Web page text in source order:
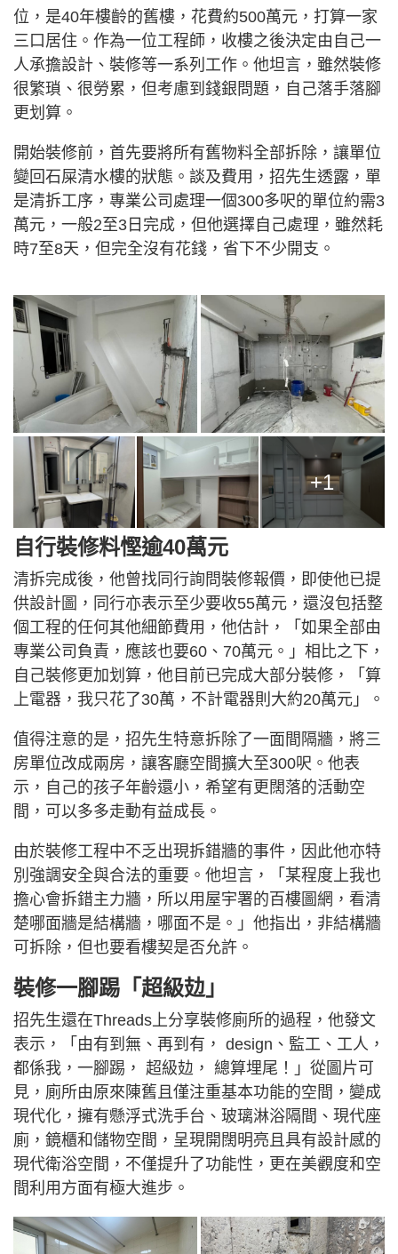
位，是40年樓齡的舊樓，花費約500萬元，打算一家
三口居住。作為一位工程師，收樓之後決定由自己一
人承擔設計、裝修等一系列工作。他坦言，雖然裝修
很繁瑣、很勞累，但考慮到錢銀問題，自己落手落腳
更划算。
開始裝修前，首先要將所有舊物料全部拆除，讓單位
變回石屎清水樓的狀態。談及費用，招先生透露，單
是清拆工序，專業公司處理一個300多呎的單位約需3
萬元，一般2至3日完成，但他選擇自己處理，雖然耗
時7至8天，但完全沒有花錢，省下不少開支。
+1
自行裝修料慳逾40萬元
清拆完成後，他曾找同行詢問裝修報價，即使他已提
供設計圖，同行亦表示至少要收55萬元，還沒包括整
個工程的任何其他細節費用，他估計，「如果全部由
專業公司負責，應該也要60、70萬元。」相比之下，
自己裝修更加划算，他目前已完成大部分裝修，「算
上電器，我只花了30萬，不計電器則大約20萬元」。
值得注意的是，招先生特意拆除了一面間隔牆，將三
房單位改成兩房，讓客廳空間擴大至300呎。他表
示，自己的孩子年齡還小，希望有更闊落的活動空
間，可以多多走動有益成長。
由於裝修工程中不乏出現拆錯牆的事件，因此他亦特
別強調安全與合法的重要。他坦言，「某程度上我也
擔心會拆錯主力牆，所以用屋宇署的百樓圖網，看清
楚哪面牆是結構牆，哪面不是。」他指出，非結構牆
可拆除，但也要看樓契是否允許。
裝修一腳踢「超級攰」
招先生還在Threads上分享裝修廁所的過程，他發文
表示，「由有到無、再到有， design、監工、工人，
都係我，一腳踢， 超級攰， 總算埋尾！」從圖片可
見，廁所由原來陳舊且僅注重基本功能的空間，變成
現代化，擁有懸浮式洗手台、玻璃淋浴隔間、現代座
廁，鏡櫃和儲物空間，呈現開闊明亮且具有設計感的
現代衛浴空間，不僅提升了功能性，更在美觀度和空
間利用方面有極大進步。